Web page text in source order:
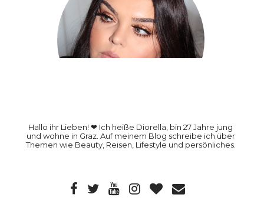
Hallo ihr Lieben! ❤ Ich heiße Diorella, bin 27 Jahre jung
und wohne in Graz. Auf meinem Blog schreibe ich über
Themen wie Beauty, Reisen, Lifestyle und persönliches.